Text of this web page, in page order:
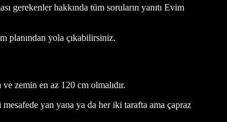
gerekenler hakkında tüm soruların yanıtı Evim
planından yola çıkabilirsiniz.
zemin en az 120 cm olmalıdır.
yan yana ya da her iki tarafta ama çapraz